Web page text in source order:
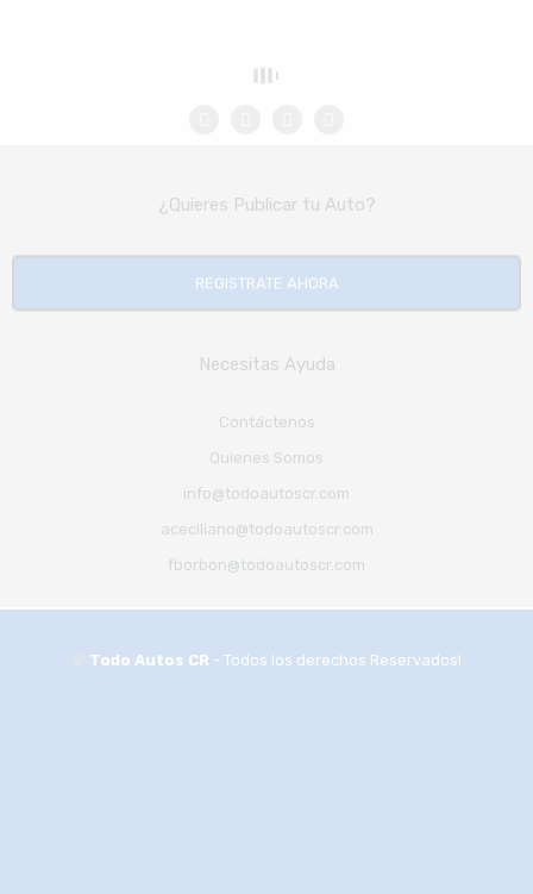
¿Quieres Publicar tu Auto?
REGISTRATE AHORA
Necesitas Ayuda
Contáctenos
Quienes Somos
info@todoautoscr.com
aceciliano@todoautoscr.com
fborbon@todoautoscr.com
Todo Autos CR - Todos los derechos Reservados!